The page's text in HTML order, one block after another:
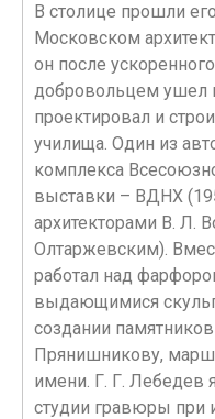
В столице прошли
Московском
он после
добровольцем ушeл
проектировал и
училища. Один из
комплекса
выставки – ВДНХ
архитекторами В. Л.
Олтаржевским).
работал над
выдающимися
создании
Прянишникову,
имени. Г. Г. Лебедев
студии гравюры при